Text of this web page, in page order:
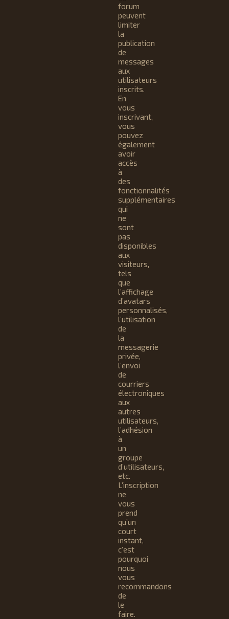
forum
peuvent
limiter
la
publication
de
messages
aux
utilisateurs
inscrits.
En
vous
inscrivant,
vous
pouvez
également
avoir
accès
à
des
fonctionnalités
supplémentaires
qui
ne
sont
pas
disponibles
aux
visiteurs,
tels
que
l’affichage
d’avatars
personnalisés,
l’utilisation
de
la
messagerie
privée,
l’envoi
de
courriers
électroniques
aux
autres
utilisateurs,
l’adhésion
à
un
groupe
d’utilisateurs,
etc.
L’inscription
ne
vous
prend
qu’un
court
instant,
c’est
pourquoi
nous
vous
recommandons
de
le
faire.